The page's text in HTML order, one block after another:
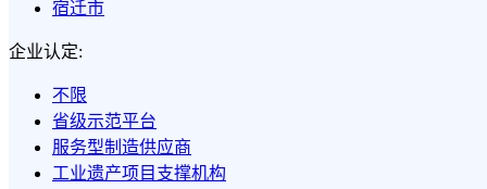
宿迁市
企业认定:
不限
省级示范平台
服务型制造供应商
工业遗产项目支撑机构